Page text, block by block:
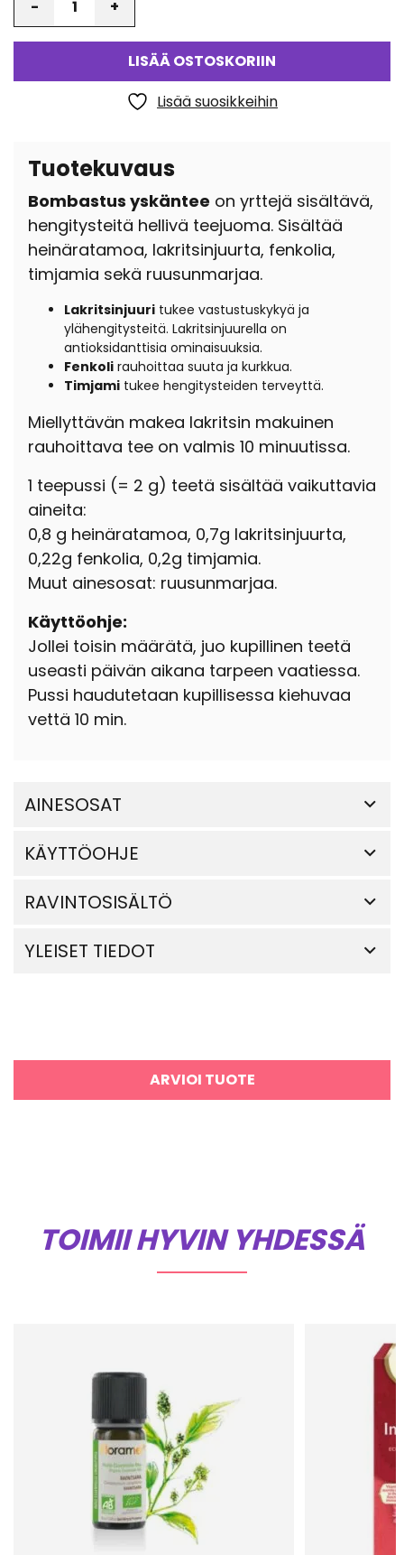
LISÄÄ OSTOSKORIIN
Lisää suosikkeihin
Tuotekuvaus
Bombastus yskäntee on yrttejä sisältävä,
hengitysteitä hellivä teejuoma. Sisältää
heinäratamoa, lakritsinjuurta, fenkolia,
timjamia sekä ruusunmarjaa.
Lakritsinjuuri tukee vastustuskykyä ja
ylähengitysteitä. Lakritsinjuurella on
antioksidanttisia ominaisuuksia.
Fenkoli rauhoittaa suuta ja kurkkua.
Timjami tukee hengitysteiden terveyttä.
Miellyttävän makea lakritsin makuinen
rauhoittava tee on valmis 10 minuutissa.
1 teepussi (= 2 g) teetä sisältää vaikuttavia
aineita:
0,8 g heinäratamoa, 0,7g lakritsinjuurta,
0,22g fenkolia, 0,2g timjamia.
Muut ainesosat: ruusunmarjaa.
Käyttöohje:
Jollei toisin määrätä, juo kupillinen teetä
useasti päivän aikana tarpeen vaatiessa.
Pussi haudutetaan kupillisessa kiehuvaa
vettä 10 min.
AINESOSAT
KÄYTTÖOHJE
RAVINTOSISÄLTÖ
YLEISET TIEDOT
ARVIOI TUOTE
TOIMII HYVIN YHDESSÄ